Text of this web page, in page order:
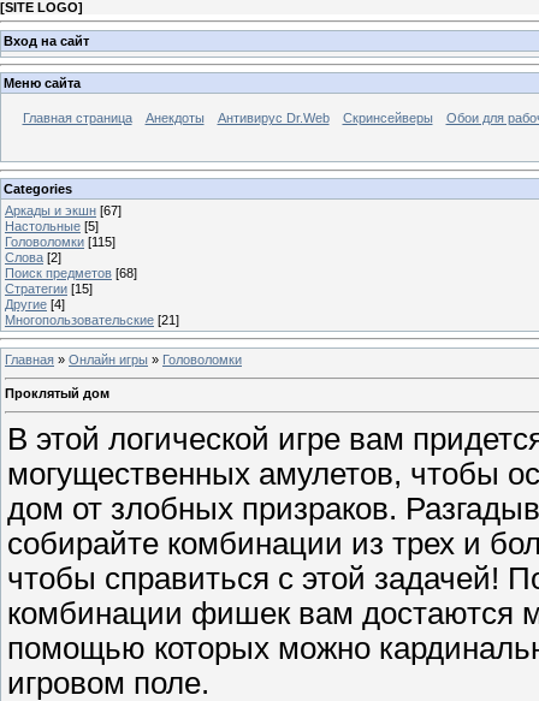
[SITE LOGO]
Вход на сайт
Меню сайта
Главная страница Анекдоты Антивирус Dr.Web Скринсейверы Обои для
Categories
Аркады и экшн [67]
Настольные [5]
Головоломки [115]
Слова [2]
Поиск предметов [68]
Стратегии [15]
Другие [4]
Многопользовательские [21]
Главная » Онлайн игры » Головоломки
Проклятый дом
В этой логической игре вам
могущественных амулетов, чтобы
дом от злобных призраков.
собирайте комбинации из трех и
чтобы справиться с этой задачей!
комбинации фишек вам достаются
помощью которых можно
игровом поле.